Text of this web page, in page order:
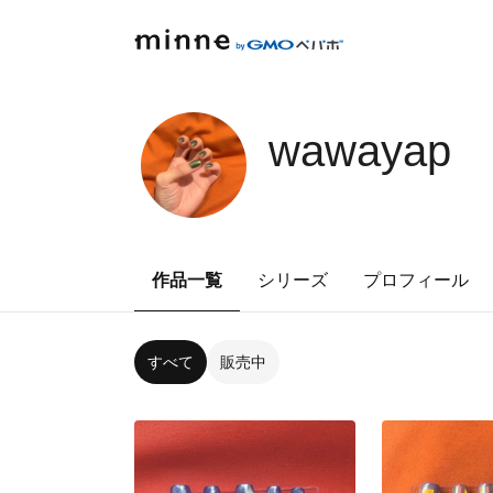
wawayap
作品一覧 シリーズ プロフィール
すべて 販売中